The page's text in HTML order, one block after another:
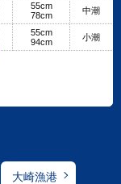
55cm
78cm
中潮
55cm
94cm
小潮
大崎漁港